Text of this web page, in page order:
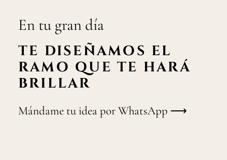
En tu gran día
TE DISEÑAMOS EL
RAMO QUE TE HARÁ
BRILLAR
Mándame tu idea por WhatsApp ⟶